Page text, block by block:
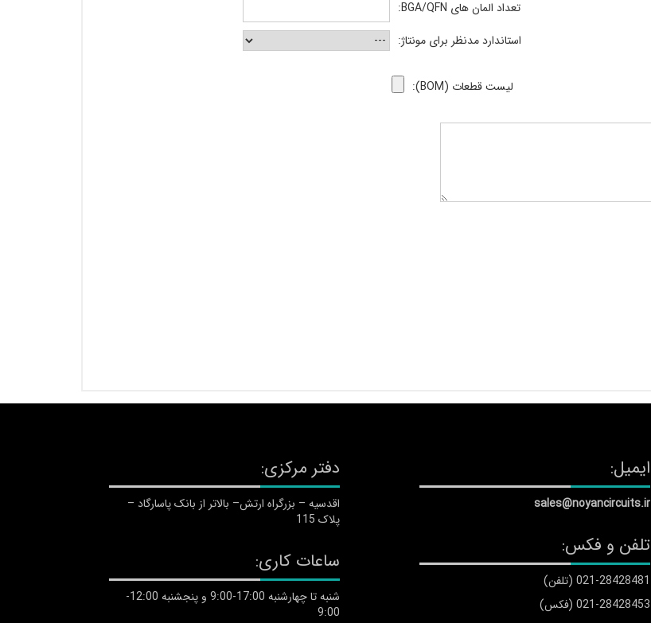
تعداد المان های BGA/QFN:
استاندارد مدنظر برای مونتاژ:
لیست قطعات (BOM):
دفتر مرکزی:
اقدسیه – بزرگراه ارتش– بالاتر از بانک پاسارگاد –
پلاک 115
ساعات کاری:
شنبه تا چهارشنبه 17:00-9:00 و پنجشنبه 12:00-
9:00
ایمیل:
sales@noyancircuits.ir
تلفن و فکس:
021-28428481 (تلفن)
021-28428453 (فکس)